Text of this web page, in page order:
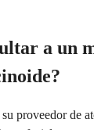
a un
proveedor de